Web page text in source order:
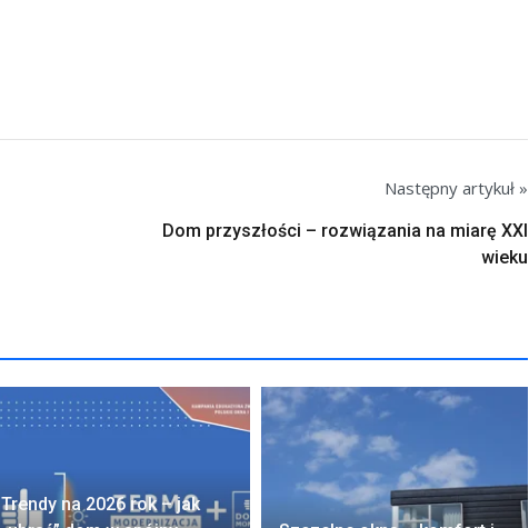
Następny artykuł »
Dom przyszłości – rozwiązania na miarę XXI
wieku
Trendy na 2026 rok – jak